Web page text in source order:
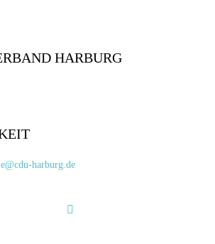
HARBURG
harburg.de